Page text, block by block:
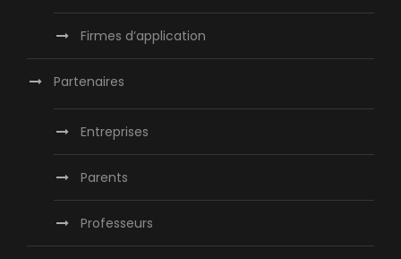
Firmes d’application
Partenaires
Entreprises
Parents
Professeurs